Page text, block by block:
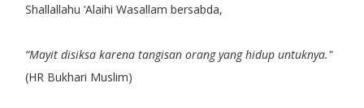
Shallallahu ‘Alaihi Wasallam bersabda,
“Mayit disiksa karena tangisan orang yang hidup untuknya."
(HR Bukhari Muslim)